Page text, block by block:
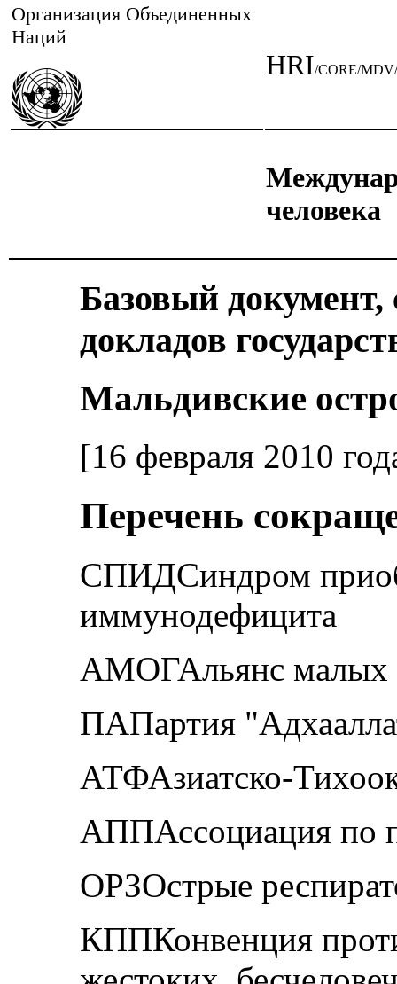
Организация Объединенных
Наций
HRI/CORE/
человека
Базовый
докладов
Мальдивские
[16 февраля 2010
Перечень
СПИДСиндром
иммунодефицита
АМОГАльянс малых
ПАПартия
АТФАзиатско-
AППАссоциация по
ОРЗОстрые
КППКонвенция